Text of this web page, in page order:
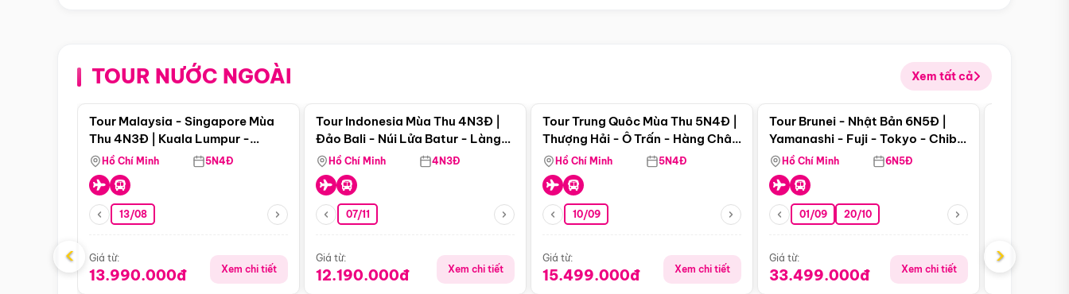
TOUR NƯỚC NGOÀI Xem tất cả
Điểm nổi bật
Tour Malaysia - Singapore Mùa
Thu 4N3Đ | Kuala Lumpur -
Malacca - Johor Baru -
Singapore
Hồ Chí Minh 5N4Đ
13/08
Giá từ:
13.990.000đ Xem chi tiết
Tour Indonesia Mùa Thu 4N3Đ |
Đảo Bali - Núi Lửa Batur - Làng
Penglipuran
Hồ Chí Minh 4N3Đ
07/11
Giá từ:
12.190.000đ Xem chi tiết
Tour Trung Quôc Mùa Thu 5N4Đ |
Thượng Hải - Ô Trấn - Hàng Châu
(Tour Không Shopping)
Hồ Chí Minh 5N4Đ
10/09
Giá từ:
15.499.000đ Xem chi tiết
Điểm nổi bật
Tour Brunei - Nhật Bản 6N5Đ |
Yamanashi - Fuji - Tokyo - Chiba
- Freeday
Hồ Chí Minh 6N5Đ
01/09 20/10
Giá từ:
33.499.000đ Xem chi tiết
Giá từ:
‹ ›